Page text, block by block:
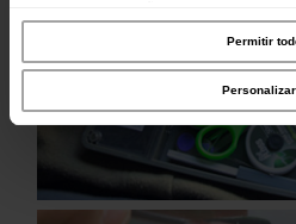
parceiros de redes sociais, de publicidade
com outras informações que lhes forneceu
sua utilização dos respetivos serviços.
Permitir
Personalizar